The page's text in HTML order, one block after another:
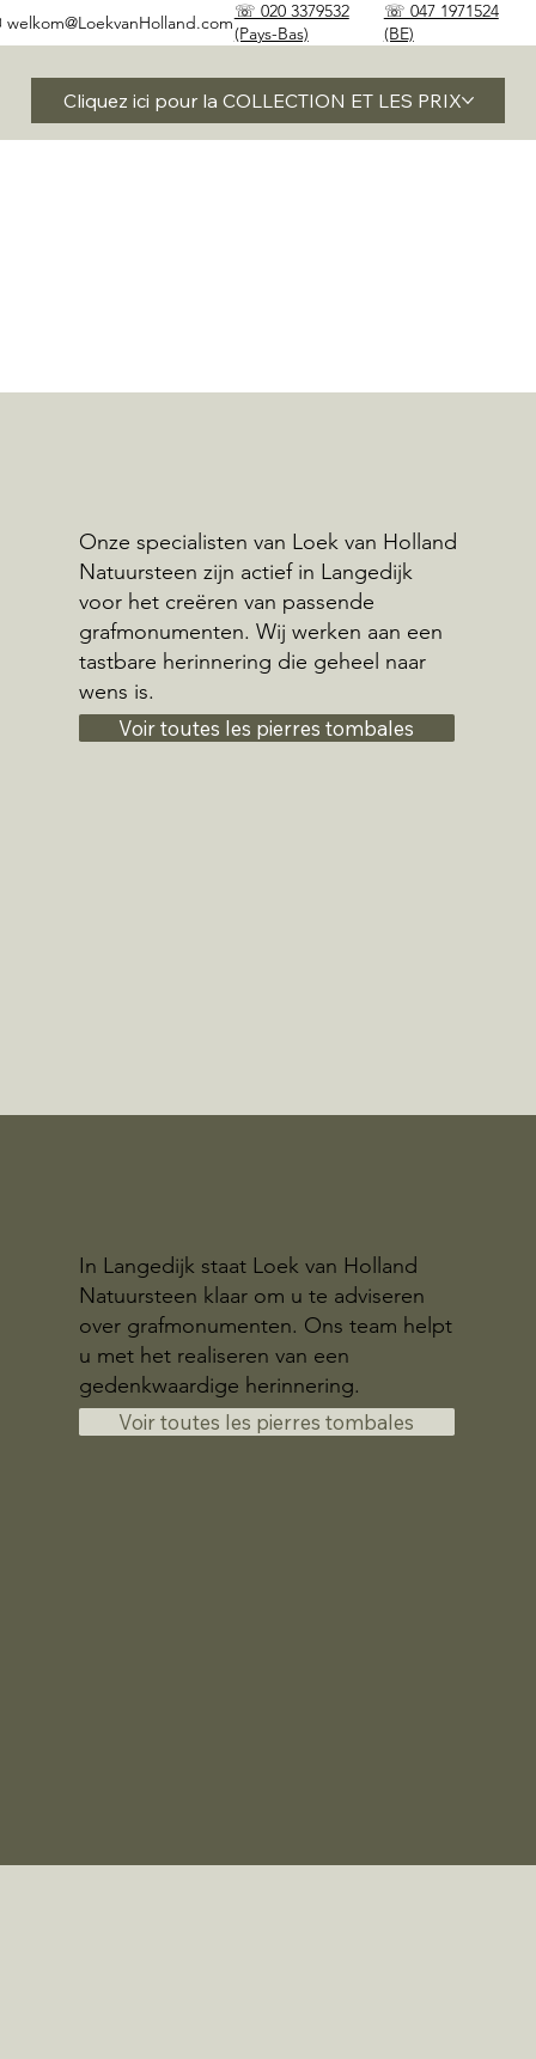
☏ 020 3379532
(Pays-Bas)
☏ 047 1971524
(BE)
welkom@LoekvanHolland.com
Cliquez ici pour la COLLECTION ET LES PRIX
Onze specialisten van Loek van Holland
Natuursteen zijn actief in Langedijk
voor het creëren van passende
grafmonumenten. Wij werken aan een
tastbare herinnering die geheel naar
wens is.
Voir toutes les pierres tombales
In Langedijk staat Loek van Holland
Natuursteen klaar om u te adviseren
over grafmonumenten. Ons team helpt
u met het realiseren van een
gedenkwaardige herinnering.
Voir toutes les pierres tombales